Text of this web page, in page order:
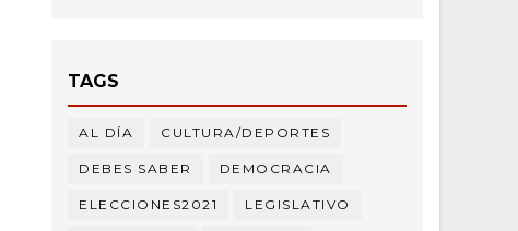
TAGS
AL DÍA CULTURA/DEPORTES
DEBES SABER DEMOCRACIA
ELECCIONES2021 LEGISLATIVO